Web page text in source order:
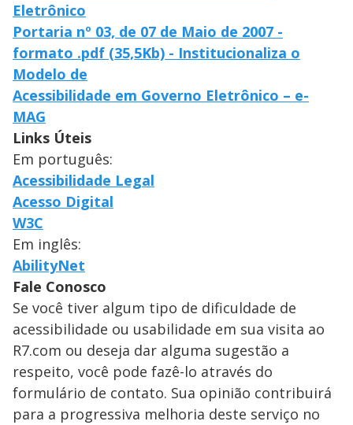
Eletrônico
Portaria nº 03, de 07 de Maio de 2007 -
formato .pdf (35,5Kb) - Institucionaliza o
Modelo de
Acessibilidade em Governo Eletrônico – e-
MAG
Links Úteis
Em português:
Acessibilidade Legal
Acesso Digital
W3C
Em inglês:
AbilityNet
Fale Conosco
Se você tiver algum tipo de dificuldade de
acessibilidade ou usabilidade em sua visita ao
R7.com ou deseja dar alguma sugestão a
respeito, você pode fazê-lo através do
formulário de contato. Sua opinião contribuirá
para a progressiva melhoria deste serviço no